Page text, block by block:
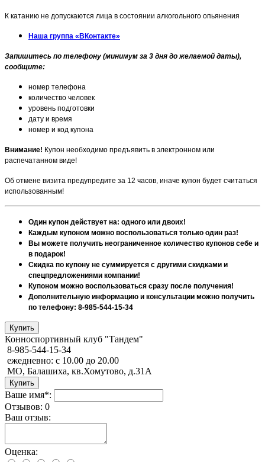
К катанию не допускаются лица в состоянии алкогольного опьянения
Наша группа «ВКонтакте»
Запишитесь по телефону (минимум за 3 дня до желаемой даты),
сообщите:
номер телефона
количество человек
уровень подготовки
дату и время
номер и код купона
Внимание! Купон необходимо предъявить в электронном или
распечатанном виде!
Об отмене визита предупредите за 12 часов, иначе купон будет считаться
использованным!
Один купон действует на: одного или двоих!
Каждым купоном можно воспользоваться только один раз!
Вы можете получить неограниченное количество купонов себе и
в подарок!
Скидка по купону не суммируется с другими скидками и
спецпредложениями компании!
Купоном можно воспользоваться сразу после получения!
Дополнительную информацию и консультации можно получить
по телефону: 8-985-544-15-34
Конноспортивный клуб "Тандем"
8-985-544-15-34
ежедневно: с 10.00 до 20.00
МО, Балашиха, кв.Хомутово, д.31А
Ваше имя*:
Отзывов: 0
Ваш отзыв:
Оценка: